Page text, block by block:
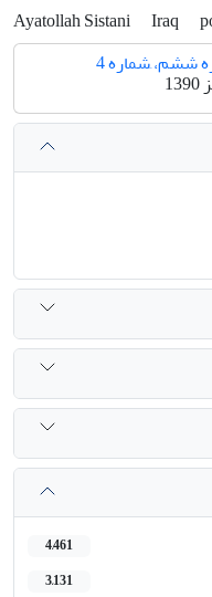
Ayatollah Sistani Iraq
ششم، َشماره 4
4,461
3,131